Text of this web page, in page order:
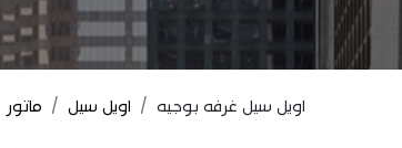
ماتور اويل سيل اويل سيل غرفه بوجيه